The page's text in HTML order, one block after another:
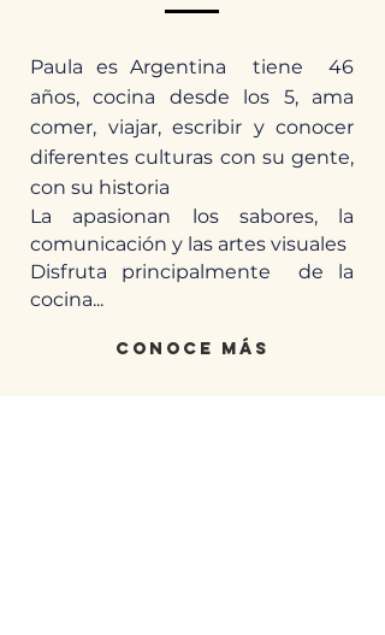
Paula es Argentina tiene 46
años, cocina desde los 5, ama
comer, viajar, escribir y conocer
diferentes culturas con su gente,
con su historia
La apasionan los sabores, la
comunicación y las artes visuales
Disfruta principalmente de la
cocina...
conoce más